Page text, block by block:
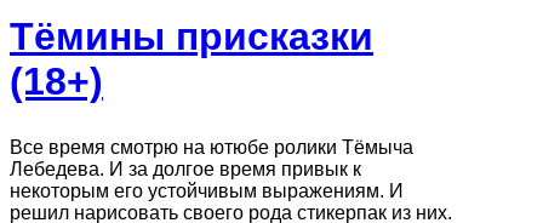
Тёмины присказки
(18+)
Все время смотрю на ютюбе ролики Тёмыча
Лебедева. И за долгое время привык к
некоторым его устойчивым выражениям. И
решил нарисовать своего рода стикерпак из них.